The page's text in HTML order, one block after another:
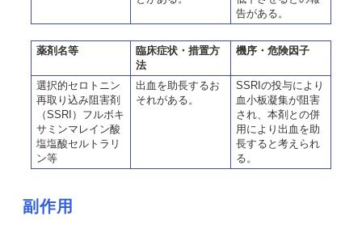
告がある。
薬剤名等
臨床症状・措置方
法
機序・危険因子
選択的セロトニン
再取り込み阻害剤
（SSRI）フルボキ
サミンマレイン酸
塩塩酸セルトラリ
ン等
出血を助長するお
それがある。
SSRIの投与により
血小板凝集が阻害
され、本剤との併
用により出血を助
長すると考えられ
る。
副作用